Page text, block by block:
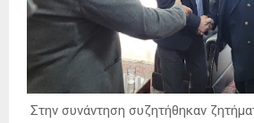
Στην συνάντηση συζητήθηκαν